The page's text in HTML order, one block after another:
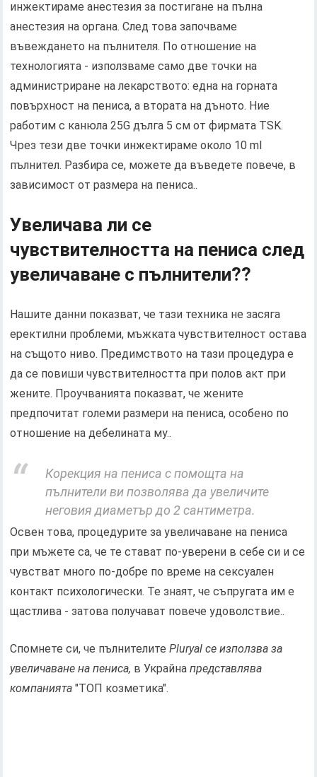
инжектираме анестезия за постигане на пълна
анестезия на органа. След това започваме
въвеждането на пълнителя. По отношение на
технологията - използваме само две точки на
администриране на лекарството: една на горната
повърхност на пениса, а втората на дъното. Ние
работим с канюла 25G дълга 5 см от фирмата TSK.
Чрез тези две точки инжектираме около 10 ml
пълнител. Разбира се, можете да въведете повече, в
зависимост от размера на пениса..
Увеличава ли се
чувствителността на пениса след
увеличаване с пълнители??
Нашите данни показват, че тази техника не засяга
еректилни проблеми, мъжката чувствителност остава
на същото ниво. Предимството на тази процедура е
да се повиши чувствителността при полов акт при
жените. Проучванията показват, че жените
предпочитат големи размери на пениса, особено по
отношение на дебелината му..
Корекция на пениса с помощта на
пълнители ви позволява да увеличите
неговия диаметър до 2 сантиметра.
Освен това, процедурите за увеличаване на пениса
при мъжете са, че те стават по-уверени в себе си и се
чувстват много по-добре по време на сексуален
контакт психологически. Те знаят, че съпругата им е
щастлива - затова получават повече удоволствие..
Спомнете си, че пълнителитеPluryal се използва за
увеличаване на пениса, в Украйнапредставлява
компанията"ТОП козметика".